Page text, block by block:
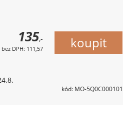
135,-
bez DPH: 111,57
kód: MO-5Q0C000101